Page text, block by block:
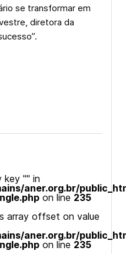
se transformar em
diretora da
key "" in
aner.org.br/
on line 235
array offset on value
aner.org.br/
on line 235